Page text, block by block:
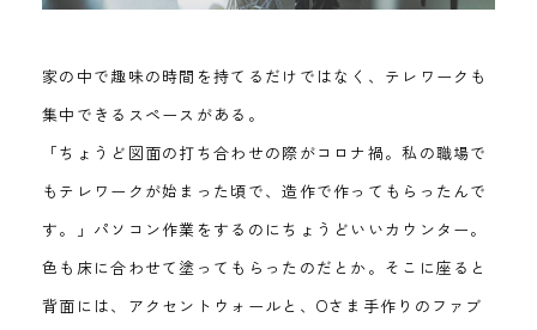
家の中で趣味の時間を持てるだけではなく、テレワークも
集中できるスペースがある。
「ちょうど図面の打ち合わせの際がコロナ禍。私の職場で
もテレワークが始まった頃で、造作で作ってもらったんで
す。」パソコン作業をするのにちょうどいいカウンター。
色も床に合わせて塗ってもらったのだとか。そこに座ると
背面には、アクセントウォールと、Oさま手作りのファブ